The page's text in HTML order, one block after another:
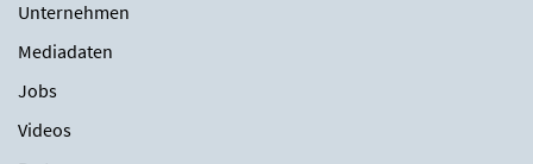
Unternehmen
Mediadaten
Jobs
Videos